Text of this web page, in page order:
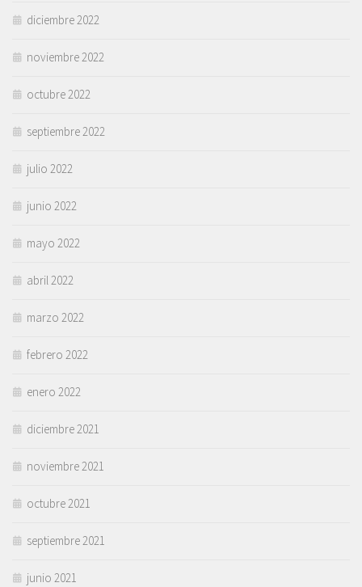
diciembre 2022
noviembre 2022
octubre 2022
septiembre 2022
julio 2022
junio 2022
mayo 2022
abril 2022
marzo 2022
febrero 2022
enero 2022
diciembre 2021
noviembre 2021
octubre 2021
septiembre 2021
junio 2021